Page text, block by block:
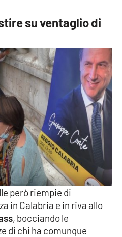
su ventaglio di
però riempie di
in Calabria e in riva allo
, bocciando le
di chi ha comunque